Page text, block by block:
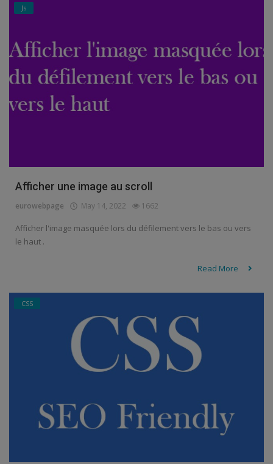
Js
Afficher une image au scroll
eurowebpage May 14, 2022 1662
Afficher l'image masquée lors du défilement vers le bas ou vers
le haut .
Read More
CSS